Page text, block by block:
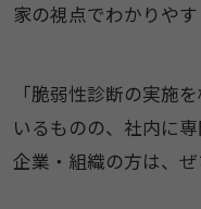
家の視点でわかりやす
「脆弱性診断の実施
いるものの、社内に
企業・組織の方は、ぜ